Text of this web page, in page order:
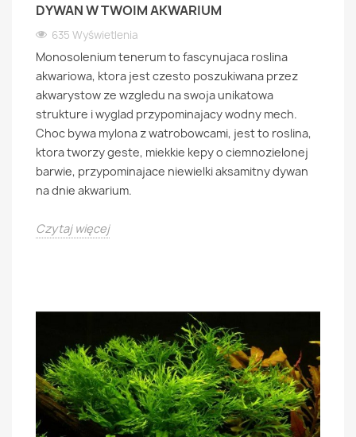
DYWAN W TWOIM AKWARIUM
635 Wyświetlenia
Monosolenium tenerum to fascynujaca roslina
akwariowa, ktora jest czesto poszukiwana przez
akwarystow ze wzgledu na swoja unikatowa
strukture i wyglad przypominajacy wodny mech.
Choc bywa mylona z watrobowcami, jest to roslina,
ktora tworzy geste, miekkie kepy o ciemnozielonej
barwie, przypominajace niewielki aksamitny dywan
na dnie akwarium.
Czytaj więcej